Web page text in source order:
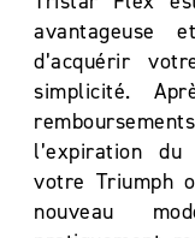
avantageuse
d’acquérir
simplicité.
l’expiration
votre Triumph
nouveau